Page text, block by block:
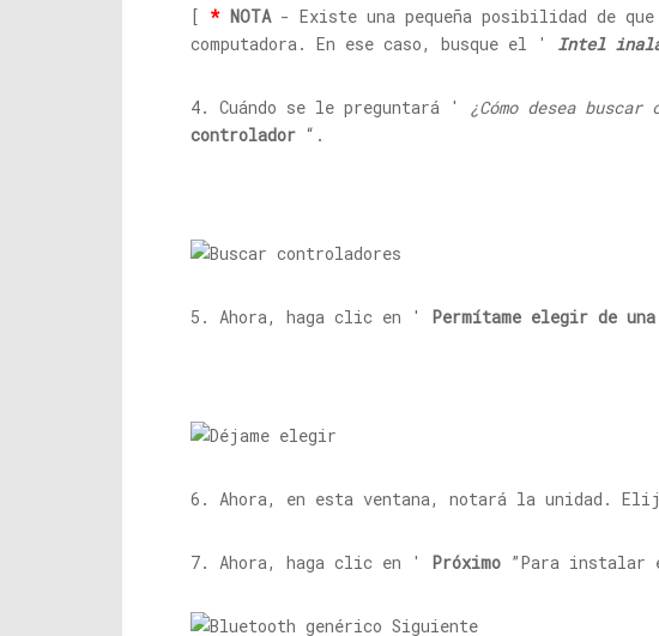
[ * NOTA- Existe una pequeña posibilidad de
computadora. En ese caso, busque el ' Intel
4. Cuándo se le preguntará ' ¿Cómo desea
controlador “.
5. Ahora, haga clic en ' Permítame elegir de
6. Ahora, en esta ventana, notará la unidad.
7. Ahora, haga clic en ' Próximo ”Para instalar